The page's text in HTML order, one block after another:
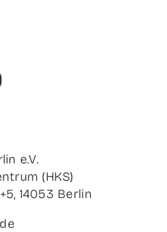
e.V.
(HKS)
14053 Berlin